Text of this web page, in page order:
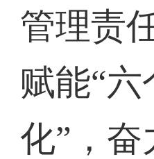
管理责
赋能“六
化”，奋